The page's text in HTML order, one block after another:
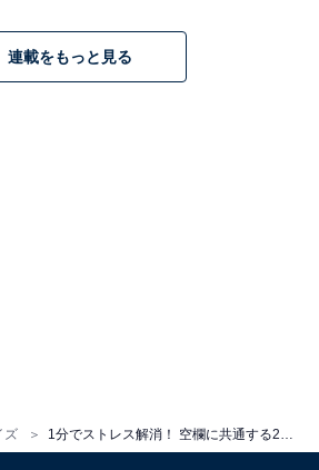
ズ 1分でストレス解消！ 空欄に共通する2文字は？生活に身近な言葉がヒント【クロスワードパズルクイズ】
連載をもっと見る